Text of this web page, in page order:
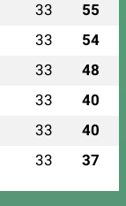
33 55
33 54
33 48
33 40
33 40
33 37